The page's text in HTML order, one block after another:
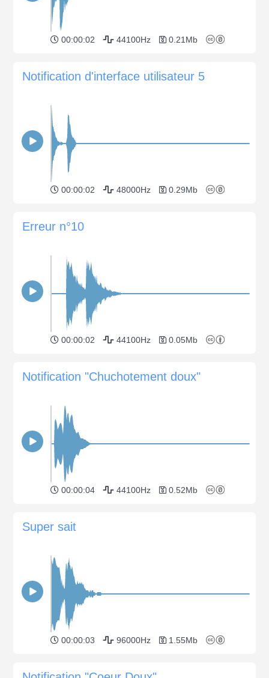
00:00:02 44100Hz 0.21Mb
Notification d'interface utilisateur 5
00:00:02 48000Hz 0.29Mb
Erreur n°10
00:00:02 44100Hz 0.05Mb
Notification "Chuchotement doux"
00:00:04 44100Hz 0.52Mb
Super sait
00:00:03 96000Hz 1.55Mb